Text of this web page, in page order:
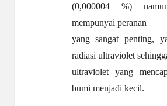
(0,000004 %)
mempunyai peranan
yang sangat penting,
radiasi ultraviolet
ultraviolet yang
bumi menjadi kecil.